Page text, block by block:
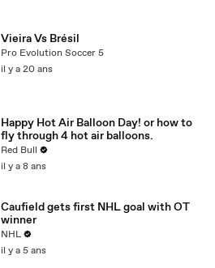
Vieira Vs Brésil
Pro Evolution Soccer 5
il y a 20 ans
Happy Hot Air Balloon Day! or how to
fly through 4 hot air balloons.
Red Bull
il y a 8 ans
Caufield gets first NHL goal with OT
winner
NHL
il y a 5 ans